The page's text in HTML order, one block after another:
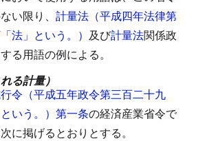
い限り、 計量法（平成四年法律第
法」という。） 及び計量法関係政
る用語の例による。
る計量）
令（平成五年政令第三百二十九
いう。）第一条の経済産業省令で
に掲げるとおりとする。